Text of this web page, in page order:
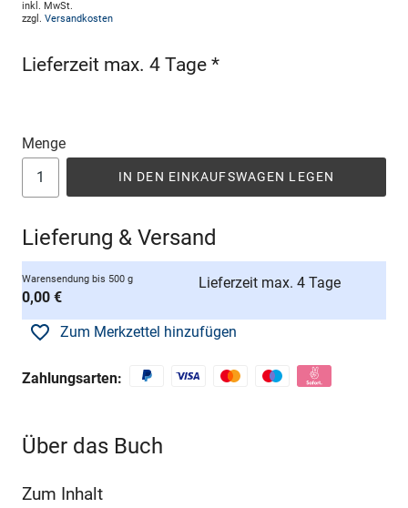
inkl. MwSt.
zzgl. Versandkosten
Lieferzeit max. 4 Tage *
Menge
IN DEN EINKAUFSWAGEN LEGEN
Lieferung & Versand
Warensendung bis 500 g
0,00 €
Lieferzeit max. 4 Tage
Zum Merkzettel hinzufügen
Zahlungsarten:
Über das Buch
Zum Inhalt